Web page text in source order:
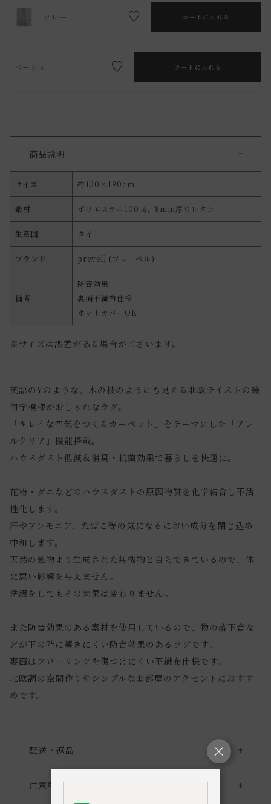
グレー カートに入れる
ベージュ カートに入れる
商品説明
サイズ 約130×190cm
素材 ポリエステル100％、8mm厚ウレタン
生産国 タイ
ブランド prevell (プレーベル)
備考
防音効果
裏面不織布仕様
ホットカバーOK
※サイズは誤差がある場合がございます。
英語のYのような、木の枝のようにも見える北欧テイストの幾
何学模様がおしゃれなラグ。
「キレイな空気をつくるカーペット」をテーマにした「アレ
ルクリア」機能搭載。
ハウスダスト低減＆消臭・抗菌効果で暮らしを快適に。
花粉・ダニなどのハウスダストの原因物質を化学結合し不活
性化します。
汗やアンモニア、たばこ等の気になるにおい成分を閉じ込め
中和します。
天然の鉱物より生成された無機物と自らできているので、体
に悪い影響を与えません。
洗濯をしてもその効果は変わりません。
また防音効果のある素材を使用しているので、物の落下音な
どが下の階に響きにくい防音効果のあるラグです。
裏面はフローリングを傷つけにくい不織布仕様です。
北欧調の空間作りやシンプルなお部屋のアクセントにおすす
めです。
配送・返品
送料について
注意事項